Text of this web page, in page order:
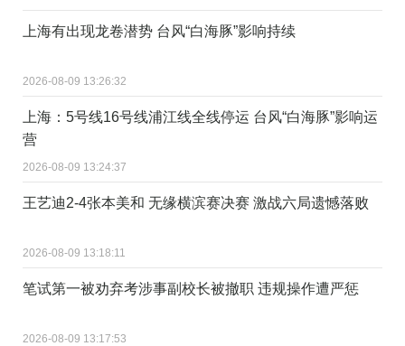
上海有出现龙卷潜势 台风“白海豚”影响持续
2026-08-09 13:26:32
上海：5号线16号线浦江线全线停运 台风“白海豚”影响运
营
2026-08-09 13:24:37
王艺迪2-4张本美和 无缘横滨赛决赛 激战六局遗憾落败
2026-08-09 13:18:11
笔试第一被劝弃考涉事副校长被撤职 违规操作遭严惩
2026-08-09 13:17:53